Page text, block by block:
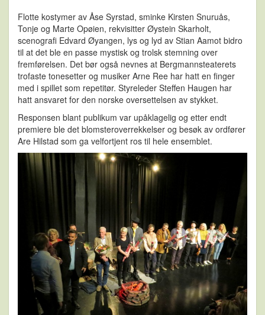
Flotte kostymer av Åse Syrstad, sminke Kirsten Snuruås,
Tonje og Marte Opøien, rekvisitter Øystein Skarholt,
scenografi Edvard Øyangen, lys og lyd av Stian Aamot bidro
til at det ble en passe mystisk og trolsk stemning over
fremførelsen. Det bør også nevnes at Bergmannsteaterets
trofaste tonesetter og musiker Arne Ree har hatt en finger
med i spillet som repetitør. Styreleder Steffen Haugen har
hatt ansvaret for den norske oversettelsen av stykket.
Responsen blant publikum var upåklagelig og etter endt
premiere ble det blomsteroverrekkelser og besøk av ordfører
Are Hilstad som ga velfortjent ros til hele ensemblet.